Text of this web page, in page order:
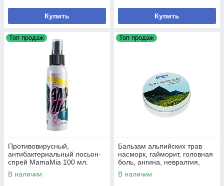
Купить Купить
Топ продаж
Противовирусный,
антибактериальный лосьон-
спрей MamaMia 100 мл.
В наличии
Топ продаж
Бальзам альпийских трав
насморк, гайморит, головная
боль, ангина, невралгия,
порез лицевого нерва
В наличии